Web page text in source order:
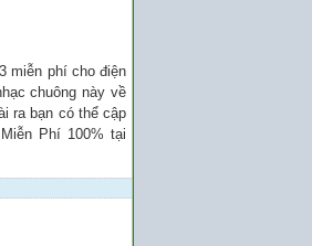
miễn phí cho điện
chuông này về
ra bạn có thể cập
Phí 100% tại